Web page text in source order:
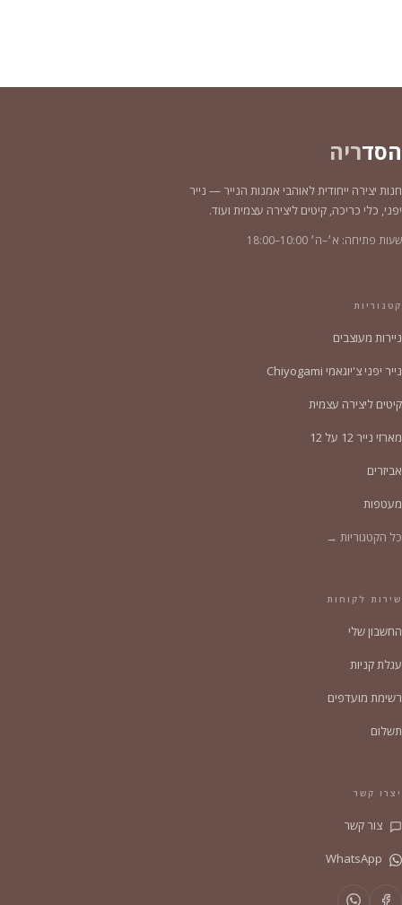
הסדריה
חנות יצירה ייחודית לאוהבי אמנות הנייר — נייר
יפני, כלי כריכה, קיטים ליצירה עצמית ועוד.
שעות פתיחה: א׳–ה׳ 10:00–18:00
קטגוריות
ניירות מעוצבים
נייר יפני צ'יוגאמי Chiyogami
קיטים ליצירה עצמית
מארזי נייר 12 על 12
אביזרים
מעטפות
כל הקטגוריות →
שירות לקוחות
החשבון שלי
עגלת קניות
רשימת מועדפים
תשלום
יצרו קשר
צור קשר